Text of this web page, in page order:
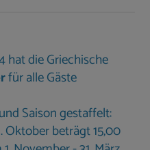
hat die Griechische
für alle Gäste
Saison gestaffelt:
Oktober beträgt 15,00